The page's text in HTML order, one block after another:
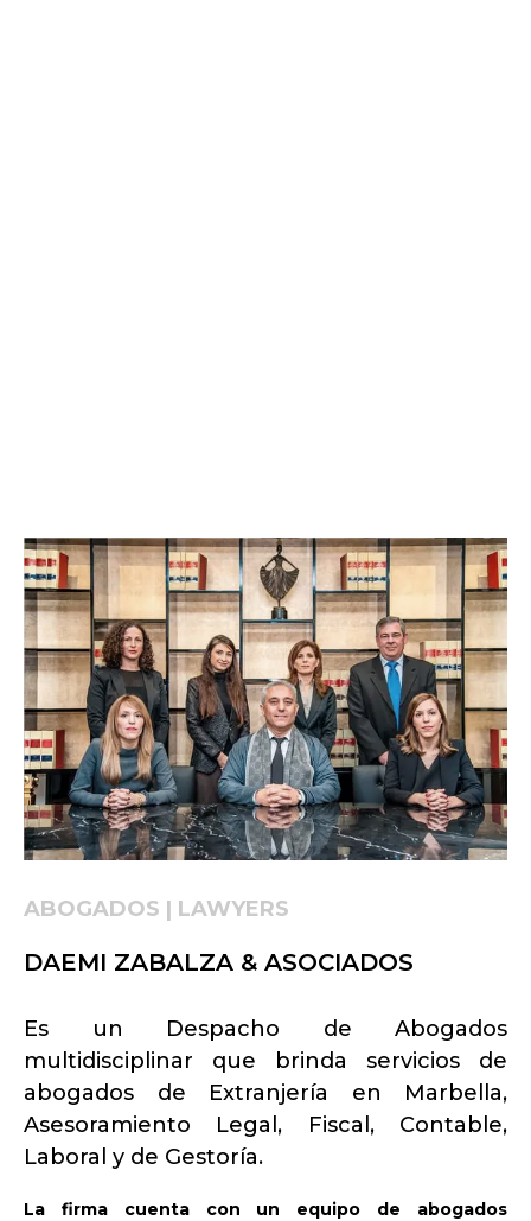
ABOGADOS | LAWYERS
DAEMI ZABALZA & ASOCIADOS
Es un Despacho de Abogados
multidisciplinar que brinda servicios de
abogados de Extranjería en Marbella,
Asesoramiento Legal, Fiscal, Contable,
Laboral y de Gestoría.
La firma cuenta con un equipo de abogados